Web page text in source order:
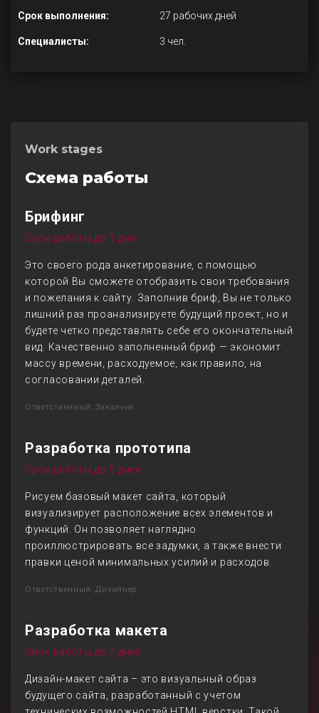
Срок выполнения: 27 рабочих дней
Специалисты: 3 чел.
Work stages
Схема работы
Брифинг
Срок работы до 1 дня
Это своего рода анкетирование, с помощью
которой Вы сможете отобразить свои требования
и пожелания к сайту. Заполнив бриф, Вы не только
лишний раз проанализируете будущий проект, но и
будете четко представлять себе его окончательный
вид. Качественно заполненный бриф — экономит
массу времени, расходуемое, как правило, на
согласовании деталей.
Ответственный: Заказчик
Разработка прототипа
Срок работы до 5 дней
Рисуем базовый макет сайта, который
визуализирует расположение всех элементов и
функций. Он позволяет наглядно
проиллюстрировать все задумки, а также внести
правки ценой минимальных усилий и расходов.
Ответственный: Дизайнер
Разработка макета
Срок работы до 7 дней
Дизайн-макет сайта – это визуальный образ
будущего сайта, разработанный с учетом